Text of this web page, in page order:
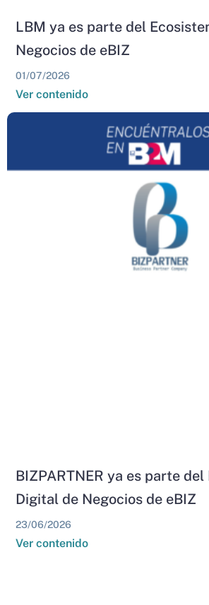
LBM ya es parte del
Negocios de eBIZ
01/07/2026
Ver contenido
BIZPARTNER ya es parte del
Digital de Negocios de eBIZ
23/06/2026
Ver contenido